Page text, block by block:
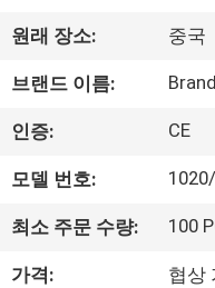
우
리
에
관
한
원래 장소: 중국
브랜드 이름:
인증: CE
모델 번호:
최소 주문 수량: 100
가격: 협상